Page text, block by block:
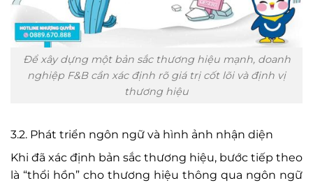
Để xây dựng một bản sắc thương hiệu mạnh, doanh
nghiệp F&B cần xác định rõ giá trị cốt lõi và định vị
thương hiệu
3.2. Phát triển ngôn ngữ và hình ảnh nhận diện
Khi đã xác định bản sắc thương hiệu, bước tiếp theo
là “thổi hồn” cho thương hiệu thông qua ngôn ngữ